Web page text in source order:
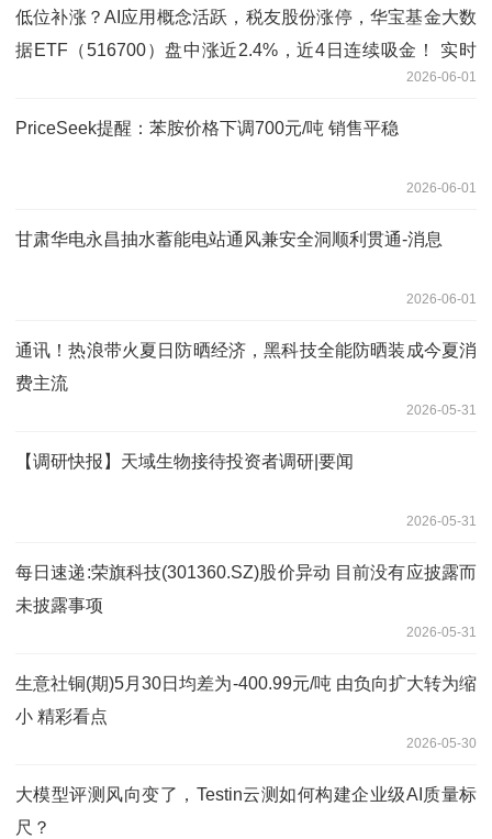
低位补涨？AI应用概念活跃，税友股份涨停，华宝基金大数
据ETF（516700）盘中涨近2.4%，近4日连续吸金！ 实时
2026-06-01
PriceSeek提醒：苯胺价格下调700元/吨 销售平稳
2026-06-01
甘肃华电永昌抽水蓄能电站通风兼安全洞顺利贯通-消息
2026-06-01
通讯！热浪带火夏日防晒经济，黑科技全能防晒装成今夏消
费主流
2026-05-31
【调研快报】天域生物接待投资者调研|要闻
2026-05-31
每日速递:荣旗科技(301360.SZ)股价异动 目前没有应披露而
未披露事项
2026-05-31
生意社铜(期)5月30日均差为-400.99元/吨 由负向扩大转为缩
小 精彩看点
2026-05-30
大模型评测风向变了，Testin云测如何构建企业级AI质量标
尺？